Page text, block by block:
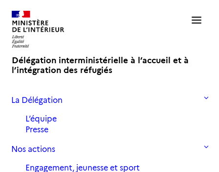
Délégation interministérielle à l’accueil et à
l’intégration des réfugiés
La Délégation
L’équipe
Presse
Nos actions
Engagement, jeunesse et sport
Mobilisation de l'enseignement
supérieur pour les réfugiés